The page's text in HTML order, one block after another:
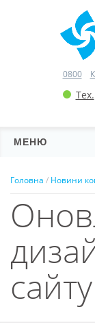
0800
Тех.
МЕНЮ
Домени
VPN
SSL
Головна / Новини
сайту